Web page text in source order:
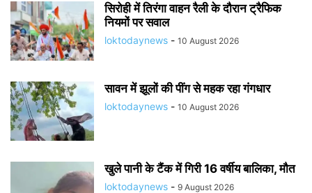
सिरोही में तिरंगा वाहन रैली के दौरान ट्रैफिक
नियमों पर सवाल
loktodaynews - 10 August 2026
सावन में झूलों की पींग से महक रहा गंगधार
loktodaynews - 10 August 2026
खुले पानी के टैंक में गिरी 16 वर्षीय बालिका, मौत
loktodaynews - 9 August 2026